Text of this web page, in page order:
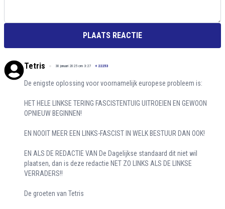
PLAATS REACTIE
Tetris 30 januari 2025 om 3:27 + 22253
De enigste oplossing voor voornamelijk europese probleem is:
HET HELE LINKSE TERING FASCISTENTUIG UITROEIEN EN GEWOON
OPNIEUW BEGINNEN!
EN NOOIT MEER EEN LINKS-FASCIST IN WELK BESTUUR DAN OOK!
EN ALS DE REDACTIE VAN De Dagelijkse standaard dit niet wil
plaatsen, dan is deze redactie NET ZO LINKS ALS DE LINKSE
VERRADERS!!
De groeten van Tetris